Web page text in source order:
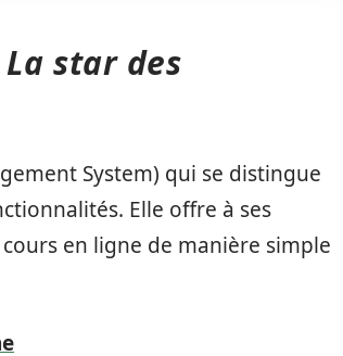
star des
System) qui se distingue
Elle offre à ses
en ligne de manière simple